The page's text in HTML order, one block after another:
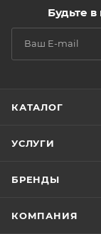
Будьте
КАТАЛОГ
УСЛУГИ
БРЕНДЫ
КОМПАНИЯ